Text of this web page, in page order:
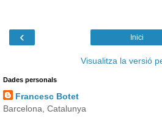
‹ Inici
Visualitza la versió
Dades personals
Francesc Botet
Barcelona, Catalunya